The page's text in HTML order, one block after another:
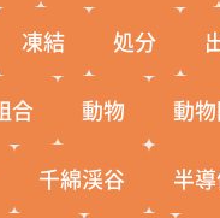
凍結 処分
合 動物 動
千綿渓谷 半